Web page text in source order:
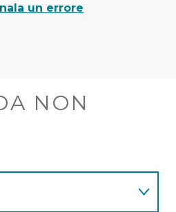
un errore
NON